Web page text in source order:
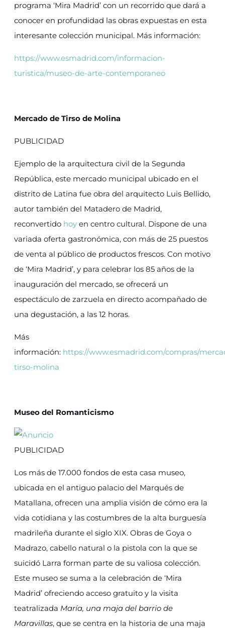
programa ‘Mira Madrid’ con un recorrido que dará a
conocer en profundidad las obras expuestas en esta
interesante colección municipal. Más información:
https://www.esmadrid.com/informacion-
turistica/museo-de-arte-contemporaneo
Mercado de Tirso de Molina
PUBLICIDAD
Ejemplo de la arquitectura civil de la Segunda
República, este mercado municipal ubicado en el
distrito de Latina fue obra del arquitecto Luis Bellido,
autor también del Matadero de Madrid,
reconvertido hoy en centro cultural. Dispone de una
variada oferta gastronómica, con más de 25 puestos
de venta al público de productos frescos. Con motivo
de ‘Mira Madrid’, y para celebrar los 85 años de la
inauguración del mercado, se ofrecerá un
espectáculo de zarzuela en directo acompañado de
una degustación, a las 12 horas.
Más
información: https://www.esmadrid.com/compras/
tirso-molina
Museo del Romanticismo
PUBLICIDAD
Los más de 17.000 fondos de esta casa museo,
ubicada en el antiguo palacio del Marqués de
Matallana, ofrecen una amplia visión de cómo era la
vida cotidiana y las costumbres de la alta burguesía
madrileña durante el siglo XIX. Obras de Goya o
Madrazo, cabello natural o la pistola con la que se
suicidó Larra forman parte de su valiosa colección.
Este museo se suma a la celebración de ‘Mira
Madrid’ ofreciendo acceso gratuito y la visita
teatralizada María, una maja del barrio de
Maravillas, que se centra en la historia de una maja